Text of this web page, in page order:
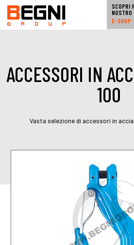
SCOPRI
NOSTRO
E-SHOP
ACCESSORI IN
100
Vasta selezione di accessori in